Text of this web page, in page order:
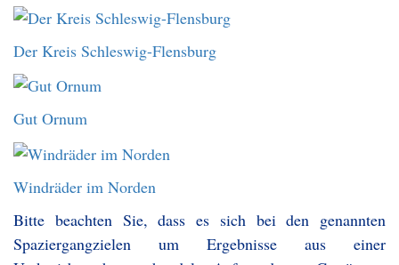
Der Kreis Schleswig-Flensburg
Gut Ornum
Windräder im Norden
Bitte beachten Sie, dass es sich bei den genannten
Spaziergangzielen um Ergebnisse aus einer